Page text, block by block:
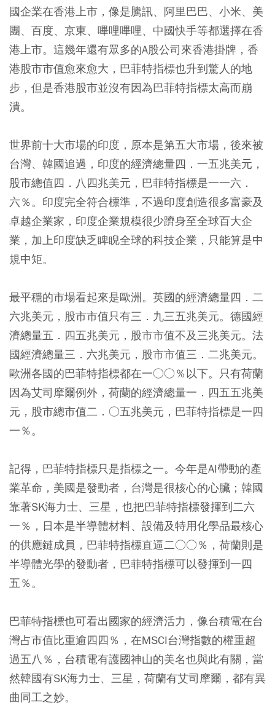
國企業在香港上市，像是騰訊、阿里巴巴、小米、美
團、百度、京東、嗶哩嗶哩、中國快手等都選擇在香
港上市。這幾年還有眾多的A股公司來香港掛牌，香
港股市市值愈來愈大，巴菲特指標也升到驚人的地
步，但是香港股市並沒有因為巴菲特指標太高而崩
潰。
世界前十大市場的印度，原本是第五大市場，後來被
台灣、韓國追過，印度的經濟總量四．一五兆美元，
股市總值四．八四兆美元，巴菲特指標是一一六．
六％。印度完全符合標準，不過印度創造很多富豪及
卓越企業家，印度企業規模很少躋身至全球百大企
業，加上印度缺乏睥睨全球的科技企業，只能算是中
規中矩。
最平穩的市場看起來是歐洲。英國的經濟總量四．二
六兆美元，股市市值只有三．九三五兆美元。德國經
濟總量五．四五兆美元，股市市值不及三兆美元。法
國經濟總量三．六兆美元，股市市值三．二兆美元。
歐洲各國的巴菲特指標都在一○○％以下。只有荷蘭
因為艾司摩爾例外，荷蘭的經濟總量一．四五五兆美
元，股市總市值二．○五兆美元，巴菲特指標是一四
一％。
記得，巴菲特指標只是指標之一。今年是AI帶動的產
業革命，美國是發動者，台灣是很核心的心臟；韓國
靠著SK海力士、三星，也把巴菲特指標發揮到二六
一％，日本是半導體材料、設備及特用化學品最核心
的供應鏈成員，巴菲特指標直逼二○○％，荷蘭則是
半導體光學的發動者，巴菲特指標可以發揮到一四
五％。
巴菲特指標也可看出國家的經濟活力，像台積電在台
灣占市值比重逾四四％，在MSCI台灣指數的權重超
過五八％，台積電有護國神山的美名也與此有關，當
然韓國有SK海力士、三星，荷蘭有艾司摩爾，都有異
曲同工之妙。